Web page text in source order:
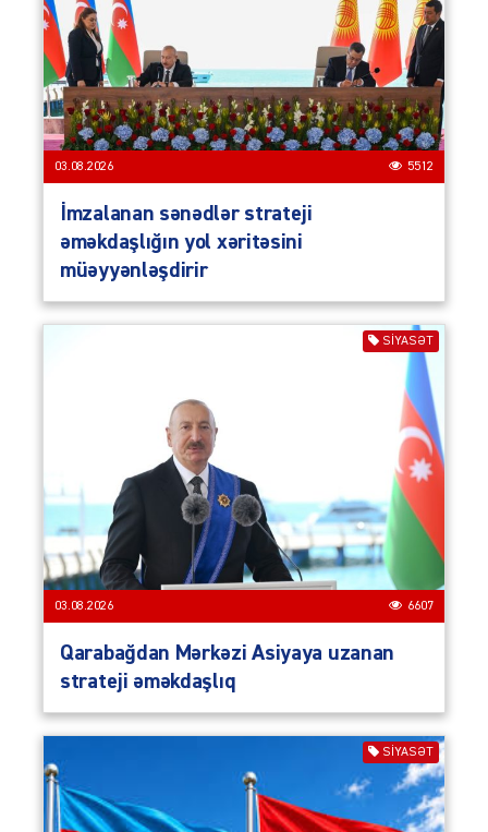
03.08.2026 5512
İmzalanan sənədlər strateji
əməkdaşlığın yol xəritəsini
müəyyənləşdirir
SIYASƏT
03.08.2026 6607
Qarabağdan Mərkəzi Asiyaya uzanan
strateji əməkdaşlıq
SIYASƏT